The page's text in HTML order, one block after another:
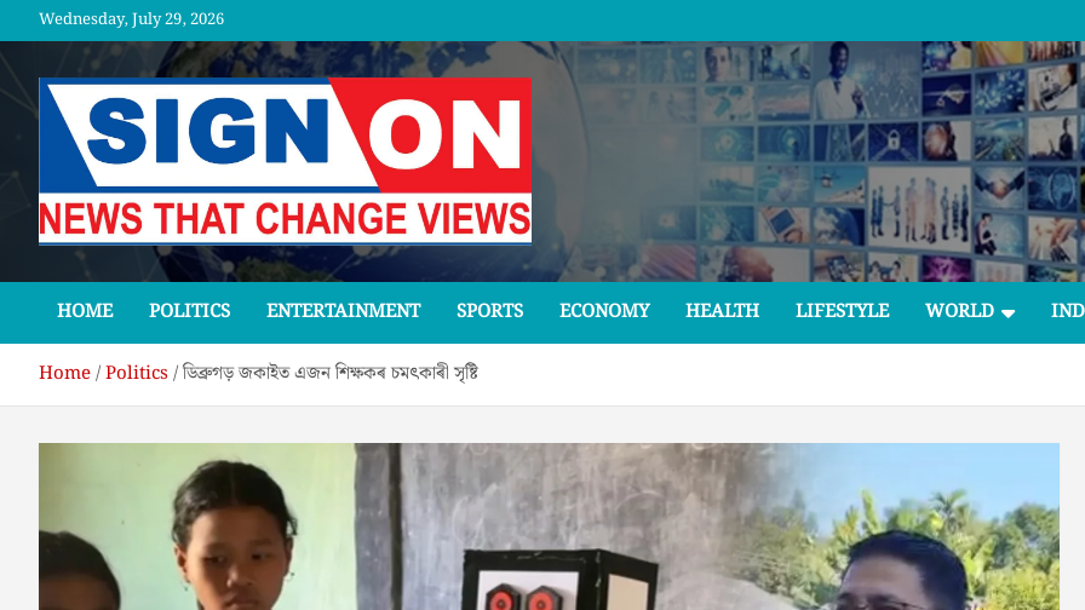
to
Wednesday, July 29, 2026
SGNON
HOME POLITICS ENTERTAINMENT SPORTS ECONOMY HEALTH LIFESTYLE WORLD
Home Politics ডিব্ৰুগড় জকাইত এজন শিক্ষকৰ চমৎকাৰী সৃষ্টি